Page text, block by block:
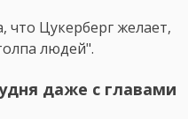
Цукерберг желает,
людей".
даже с главами